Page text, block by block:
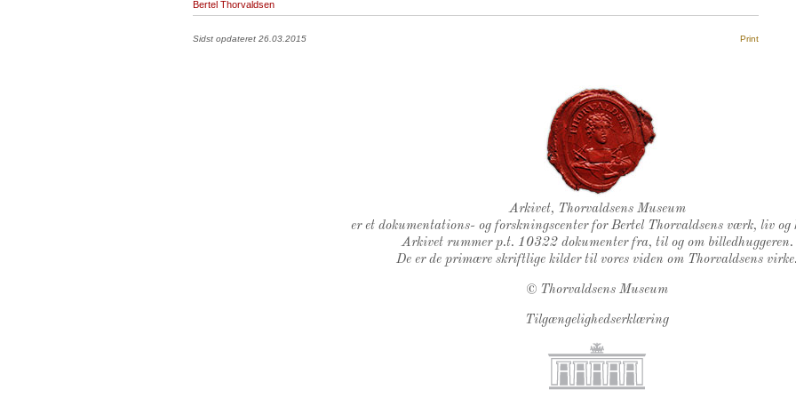
Bertel Thorvaldsen
Sidst opdateret 26.03.2015 Print
Thorvaldsens Segl
Arkivet, Thorvaldsens Museum
er et dokumentations- og forskningscenter for Bertel Thorvaldsens værk, liv og
Arkivet rummer p.t. 10322 dokumenter fra, til og om billedhuggeren.
De er de primære skriftlige kilder til vores viden om Thorvaldsens virke.
© Thorvaldsens Museum
Tilgængelighedserklæring